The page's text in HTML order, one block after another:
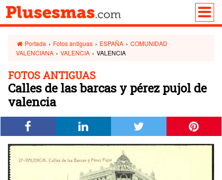
Portada › Fotos antiguas › ESPAÑA › COMUNIDAD
VALENCIANA › VALENCIA › VALENCIA
FOTOS ANTIGUAS
Calles de las barcas y pérez pujol de
valencia